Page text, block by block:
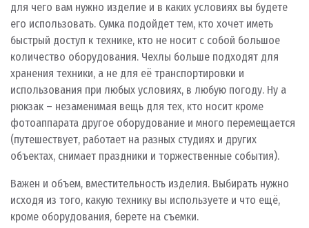
для чего вам нужно изделие и в каких условиях вы будете
его использовать. Сумка подойдет тем, кто хочет иметь
быстрый доступ к технике, кто не носит с собой большое
количество оборудования. Чехлы больше подходят для
хранения техники, а не для её транспортировки и
использования при любых условиях, в любую погоду. Ну а
рюкзак – незаменимая вещь для тех, кто носит кроме
фотоаппарата другое оборудование и много перемещается
(путешествует, работает на разных студиях и других
объектах, снимает праздники и торжественные события).
Важен и объем, вместительность изделия. Выбирать нужно
исходя из того, какую технику вы используете и что ещё,
кроме оборудования, берете на съемки.